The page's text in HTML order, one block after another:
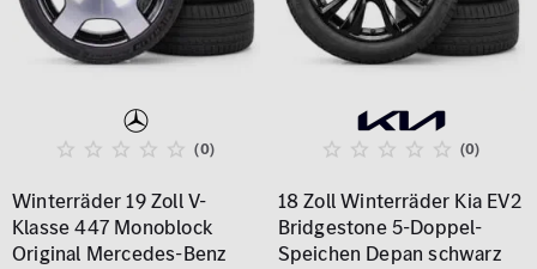
(0)
Winterräder 19 Zoll V-
Klasse 447 Monoblock
Original Mercedes-Benz
(0)
18 Zoll Winterräder Kia EV2
Bridgestone 5-Doppel-
Speichen Depan schwarz